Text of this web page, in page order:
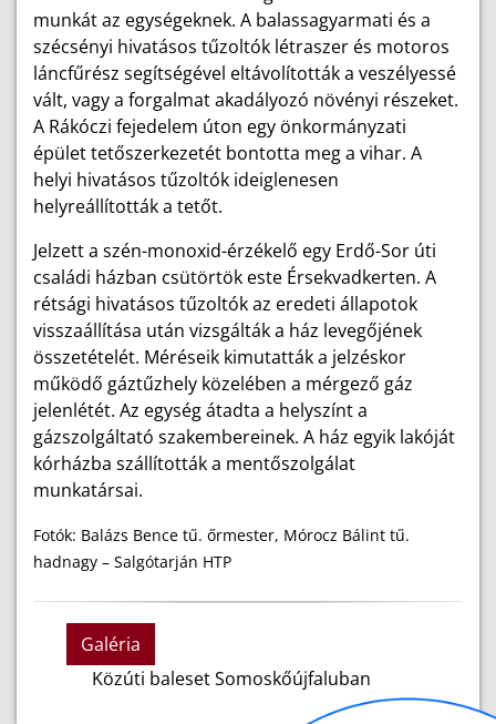
munkát az egységeknek. A balassagyarmati és a
szécsényi hivatásos tűzoltók létraszer és motoros
láncfűrész segítségével eltávolították a veszélyessé
vált, vagy a forgalmat akadályozó növényi részeket.
A Rákóczi fejedelem úton egy önkormányzati
épület tetőszerkezetét bontotta meg a vihar. A
helyi hivatásos tűzoltók ideiglenesen
helyreállították a tetőt.
Jelzett a szén-monoxid-érzékelő egy Erdő-Sor úti
családi házban csütörtök este Érsekvadkerten. A
rétsági hivatásos tűzoltók az eredeti állapotok
visszaállítása után vizsgálták a ház levegőjének
összetételét. Méréseik kimutatták a jelzéskor
működő gáztűzhely közelében a mérgező gáz
jelenlétét. Az egység átadta a helyszínt a
gázszolgáltató szakembereinek. A ház egyik lakóját
kórházba szállították a mentőszolgálat
munkatársai.
Fotók: Balázs Bence tű. őrmester, Mórocz Bálint tű.
hadnagy – Salgótarján HTP
Galéria
Közúti baleset Somoskőújfaluban